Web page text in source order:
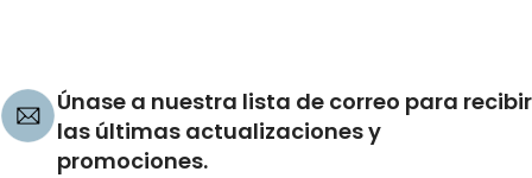
Únase a nuestra lista de correo para recibir
las últimas actualizaciones y
promociones.